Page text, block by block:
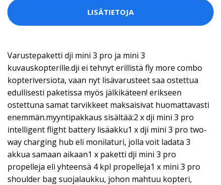
LISÄTIETOJA
Varustepaketti dji mini 3 pro ja mini 3
kuvauskopterille.dji ei tehnyt erillistä fly more combo
kopteriversiota, vaan nyt lisävarusteet saa ostettua
edullisesti paketissa myös jälkikäteen! erikseen
ostettuna samat tarvikkeet maksaisivat huomattavasti
enemmän.myyntipakkaus sisältää:2 x dji mini 3 pro
intelligent flight battery lisäakku1 x dji mini 3 pro two-
way charging hub eli monilaturi, jolla voit ladata 3
akkua samaan aikaan1 x paketti dji mini 3 pro
propelleja eli yhteensä 4 kpl propelleja1 x mini 3 pro
shoulder bag suojalaukku, johon mahtuu kopteri,